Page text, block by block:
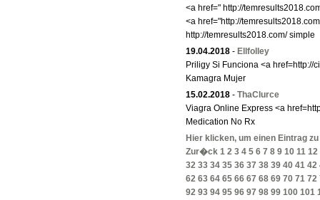
<a href=" http://
<a href="http://
http://temresults2018.com/ simple
19.04.2018 - Ellfolley
Priligy Si Funciona <a href=http://
Kamagra Mujer
15.02.2018 - ThaClurce
Viagra Online Express <a
Medication No Rx
Hier klicken, um einen Eintrag
Zur�ck 1 2 3 4 5 6 7 8 9 10 11 12
32 33 34 35 36 37 38 39 40 41 42
62 63 64 65 66 67 68 69 70 71 72
92 93 94 95 96 97 98 99 100 101